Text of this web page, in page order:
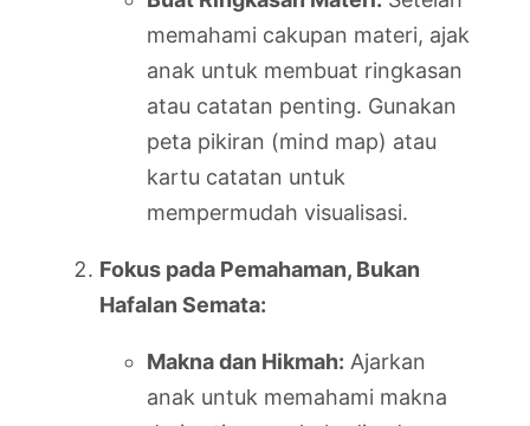
memahami cakupan materi, ajak
anak untuk membuat ringkasan
atau catatan penting. Gunakan
peta pikiran (mind map) atau
kartu catatan untuk
mempermudah visualisasi.
Fokus pada Pemahaman, Bukan
Hafalan Semata:
Makna dan Hikmah: Ajarkan
anak untuk memahami makna